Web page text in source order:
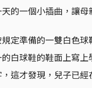
的一個小插曲，讓
定準備的一雙白色
白球鞋的鞋面上寫
這才發現，兒子已